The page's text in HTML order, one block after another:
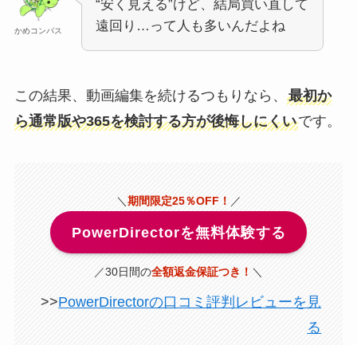
かめコンパス
“安く見える”けど、結局買い直して
遠回り…って人も多いんだよね
この結果、動画編集を続けるつもりなら、 最初か
ら通常版や365を検討する方が後悔しにくいです。
＼ 期間限定25％OFF！ ／
PowerDirectorを無料体験する
／30日間の全額返金保証つき！ ＼
>>PowerDirectorの口コミ評判レビューを見
る